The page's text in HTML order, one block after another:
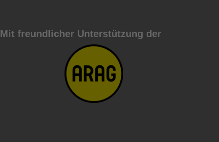
Mit freundlicher Unterstützung der